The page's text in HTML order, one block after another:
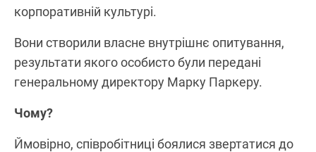
корпоративній культурі.
Вони створили власне внутрішнє опитування,
результати якого особисто були передані
генеральному директору Марку Паркеру.
Чому?
Ймовірно, співробітниці боялися звертатися до